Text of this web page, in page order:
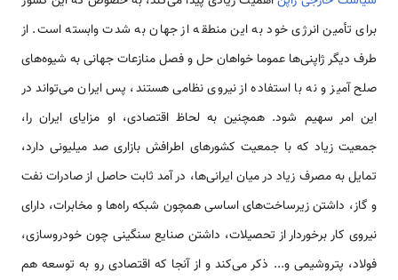
برای تأمین انرژی خود به این منطقه از جهان به شدت وابسته است. از
طرف دیگر ژاپنی‌ها عموما خواهان حل و فصل منازعات جهانی به شیوه‌های
صلح آمیز و نه با استفاده از نیروی نظامی هستند، پس ایران می‌تواند در
این امر سهیم شود. همچنین به لحاظ اقتصادی، او مزایای ایران را،
جمعیت زیاد که با جمعیت کشورهای اطرافش بازاری صد میلیونی دارد،
تمایل به مصرف زیاد در میان ایرانی‌ها، در آمد ثابت حاصل از صادرات نفت
و گاز، داشتن زیرساخت‌های اساسی همچون شبکه راه‌ها و مخابرات، دارای
نیروی کار برخوردار از تحصیلات، داشتن صنایع سنگینی چون خودروسازی،
فولاد، پتروشیمی و... ذکر می‌کند و از آنجا که اقتصادی رو به توسعه هم